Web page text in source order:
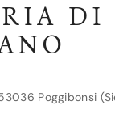
DI
Poggibonsi